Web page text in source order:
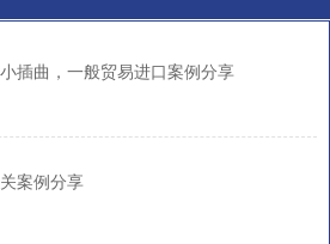
插曲，一般贸易进口案例分享
案例分享